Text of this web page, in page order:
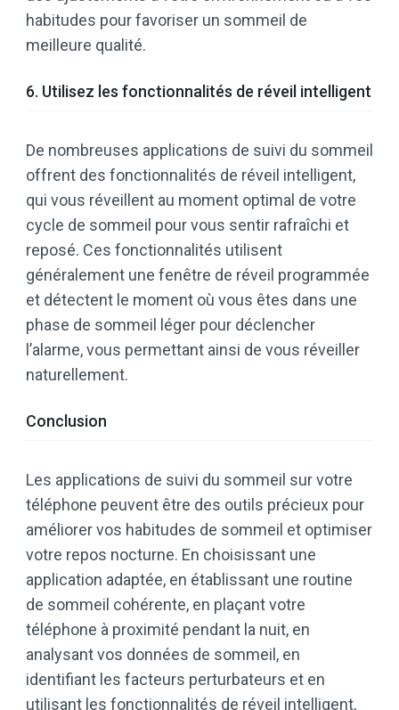
habitudes pour favoriser un sommeil de
meilleure qualité.
6. Utilisez les fonctionnalités de réveil intelligent
De nombreuses applications de suivi du sommeil
offrent des fonctionnalités de réveil intelligent,
qui vous réveillent au moment optimal de votre
cycle de sommeil pour vous sentir rafraîchi et
reposé. Ces fonctionnalités utilisent
généralement une fenêtre de réveil programmée
et détectent le moment où vous êtes dans une
phase de sommeil léger pour déclencher
l’alarme, vous permettant ainsi de vous réveiller
naturellement.
Conclusion
Les applications de suivi du sommeil sur votre
téléphone peuvent être des outils précieux pour
améliorer vos habitudes de sommeil et optimiser
votre repos nocturne. En choisissant une
application adaptée, en établissant une routine
de sommeil cohérente, en plaçant votre
téléphone à proximité pendant la nuit, en
analysant vos données de sommeil, en
identifiant les facteurs perturbateurs et en
utilisant les fonctionnalités de réveil intelligent,